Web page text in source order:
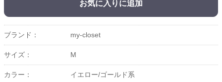
お気に入りに追加
ブランド： my-closet
サイズ： M
カラー： イエロー/ゴールド系